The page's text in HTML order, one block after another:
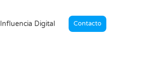
Influencia Digital Contacto